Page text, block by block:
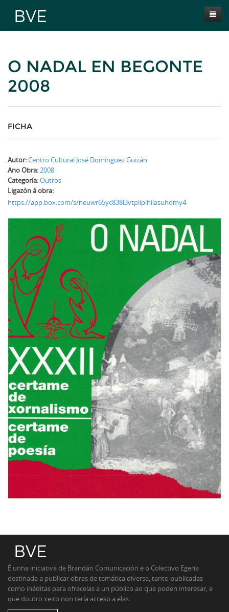
Presentación
Obras
Autores
Contacta
O NADAL EN BEGONTE
2008
FICHA
Autor:Centro Cultural José Domínguez Guizán
Ano Obra:2008
Categoría:Outros
Ligazón á obra:
https://app.box.com/s/neuwr65yc838l3vtpiiplhilasuhdmy4
É unha iniciativa de Brandán Comunicación e o Colectivo Egeria
destinada a publicar obras de temática diversa, tanto publicadas
como inéditas para ofrecelas a un público ao que poden interesar, e
que doutro xeito non tería acceso a elas.